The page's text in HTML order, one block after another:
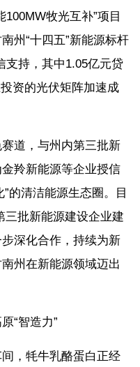
牧光互补”项目
州“十四五”新能源标杆
支持，其中1.05亿元贷
资的光伏矩阵加速成
道，与州内第三批新
羚新能源等企业授信
的清洁能源生态圈。目
三批新能源建设企业建
深化合作，持续为新
州在新能源领域迈出
“智造力”
，牦牛乳酪蛋白正经